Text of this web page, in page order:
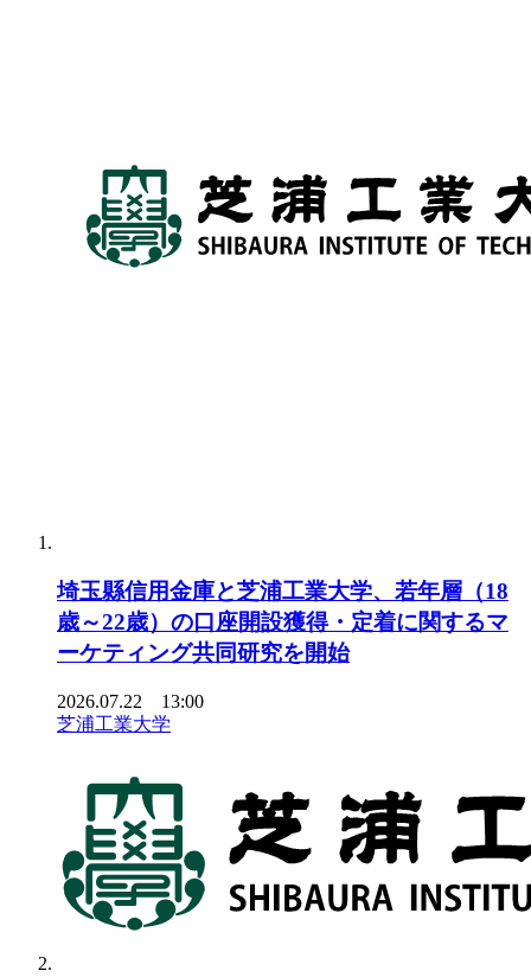
埼玉縣信用金庫と芝浦工業大学、若年層（18
歳～22歳）の口座開設獲得・定着に関するマ
ーケティング共同研究を開始
2026.07.22 13:00
芝浦工業大学